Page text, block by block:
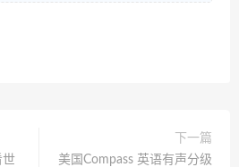
世
下一篇
美国Compass 英语有声分级